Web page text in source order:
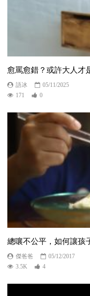
愈罵愈錯？或許大人才
語冰
05/11/2025
171
0
總嚷不公平，如何讓孩
傑爸爸
05/12/2017
3.5K
4